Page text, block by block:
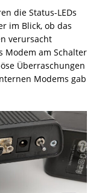
die Status-LEDs
im Blick, ob das
verursacht
Modem am Schalter
Überraschungen
Modems gab